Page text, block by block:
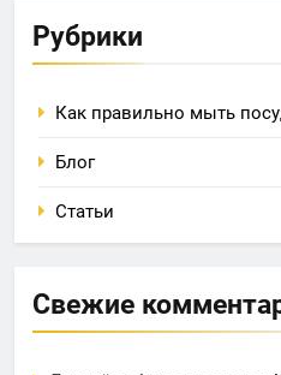
Рубрики
Как правильно мыть
Блог
Статьи
Свежие